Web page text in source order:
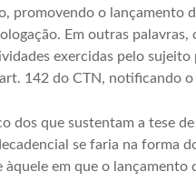
promovendo o lançamento
Em outras
exercidas pelo
142 do CTN, notificando
dos que sustentam a tese
se faria na forma
àquele em que o lançamento